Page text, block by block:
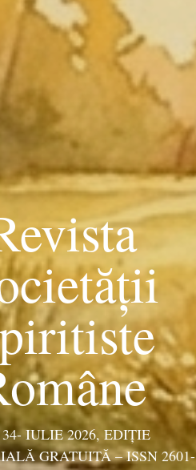
IULIE 2026, EDIŢIE
GRATUITĂ – ISSN 2601-